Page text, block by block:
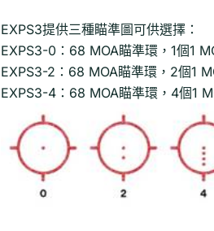
EXPS3提供三種瞄準圖可供選擇：
EXPS3-0：68 MOA瞄準環，1個1
EXPS3-2：68 MOA瞄準環，2個1
EXPS3-4：68 MOA瞄準環，4個1